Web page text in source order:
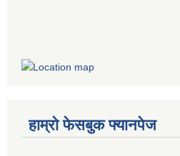
हाम्रो फेसबुक फ्यानपेज